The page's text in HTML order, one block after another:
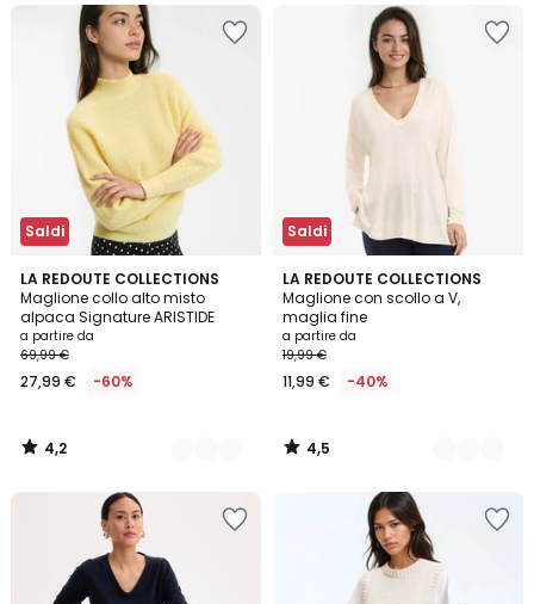
Saldi
LA REDOUTE COLLECTIONS
Maglione collo alto misto
alpaca Signature ARISTIDE
a partire da
69,99 €
27,99 € -60%
4,2
/ 5
5
Colori
4,2
/
Saldi
LA REDOUTE COLLECTIONS
Maglione con scollo a V,
maglia fine
a partire da
19,99 €
11,99 € -40%
4,5
/ 5
4
Colori
4,5
/